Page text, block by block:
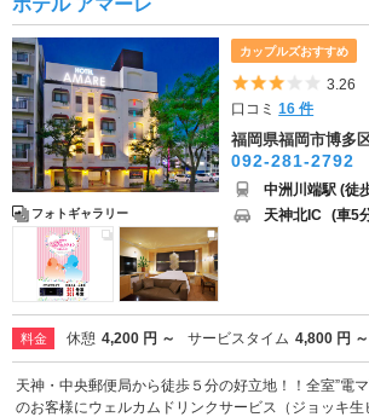
フォトギャラリー
カップルズおすすめ
5つ星
3.26
口コミ16 件
福岡県福岡市博多
092-281-2792
中洲川端駅 (徒
天神北IC (車5
料金 休憩 4,200 円 ～ サービスタイム 4,800 円 ～
天神・中央郵便局から徒歩５分の好立地！！全室”電
のお客様にウェルカムドリンクサービス（ジョッキ